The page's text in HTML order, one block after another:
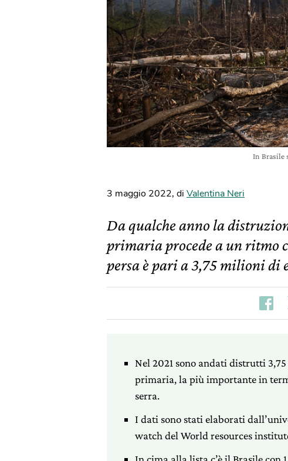
In Brasile
3 maggio 2022, di Valentina Neri
Da qualche anno la
primaria procede a un ritmo
persa è pari a 3,75 milioni di
Nel 2021 sono andati distrutti
primaria, la più importante in
serra.
I dati sono stati elaborati
watch del World resources